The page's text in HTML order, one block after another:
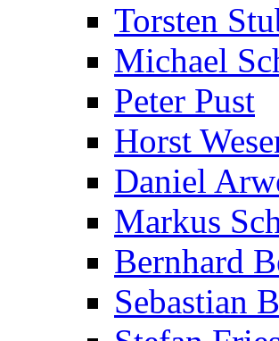
Torsten
Michael
Peter Pust
Horst
Daniel
Markus
Bernhard
Sebastian